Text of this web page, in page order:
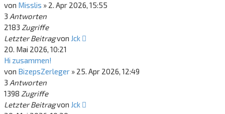
von Misslis » 2. Apr 2026, 15:55
3 Antworten
2183 Zugriffe
Letzter Beitragvon Jck
20. Mai 2026, 10:21
Hi zusammen!
von BizepsZerleger » 25. Apr 2026, 12:49
3 Antworten
1398 Zugriffe
Letzter Beitragvon Jck